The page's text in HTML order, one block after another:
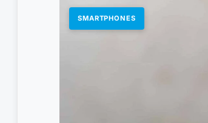
SMARTPHONES